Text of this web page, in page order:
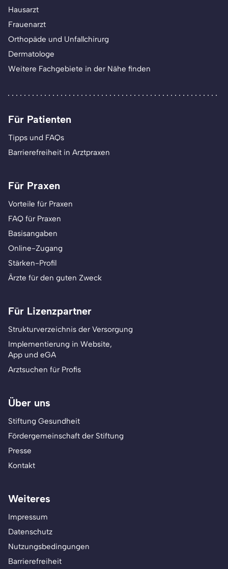
Hausarzt
Frauenarzt
Orthopäde und Unfallchirurg
Dermatologe
Weitere Fachgebiete in der Nähe finden
Für Patienten
Tipps und FAQs
Barrierefreiheit in Arztpraxen
Für Praxen
Vorteile für Praxen
FAQ für Praxen
Basisangaben
Online-Zugang
Stärken-Profil
Ärzte für den guten Zweck
Für Lizenzpartner
Strukturverzeichnis der Versorgung
Implementierung in Website,
App und eGA
Arztsuchen für Profis
Über uns
Stiftung Gesundheit
Fördergemeinschaft der Stiftung
Presse
Kontakt
Weiteres
Impressum
Datenschutz
Nutzungsbedingungen
Barrierefreiheit